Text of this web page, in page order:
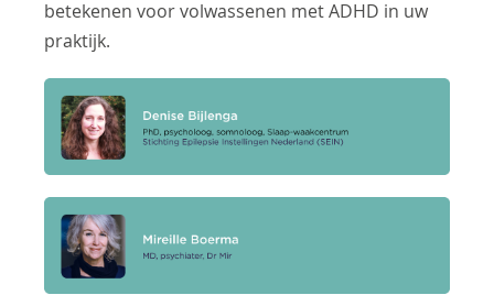
betekenen voor volwassenen met ADHD in uw
praktijk.